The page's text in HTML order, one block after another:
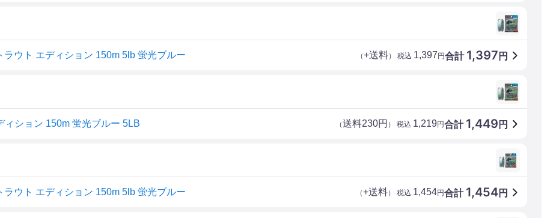
ウト エディション 150m 5lb 蛍光ブルー 合計 1,397 円
（+送料） 税込 1,397円
ション 150m 蛍光ブルー 5LB 合計 1,449 円
（送料230円 ） 税込 1,219円
ウト エディション 150m 5lb 蛍光ブルー 合計 1,454円
（+送料） 税込 1,454円